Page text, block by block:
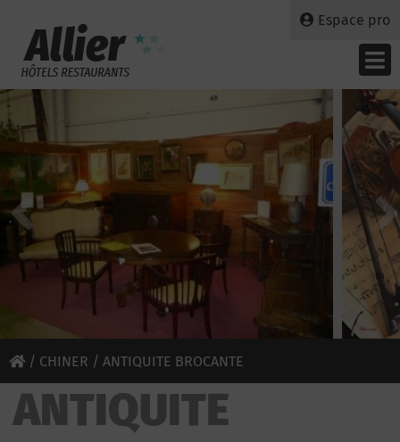
Espace pro
/ CHINER / ANTIQUITE BROCANTE
ANTIQUITE